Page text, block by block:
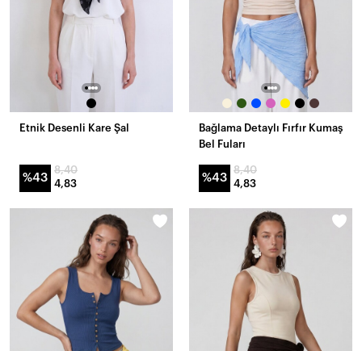
Etnik Desenli Kare Şal
%43
8,40
4,83
Bağlama Detaylı Fırfır Kumaş
Bel Fuları
%43
8,40
4,83